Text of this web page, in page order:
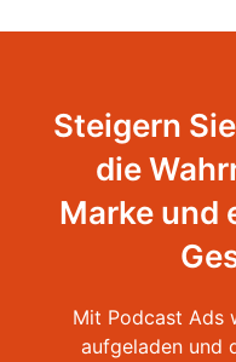
Steigern
die
Marke und
Mit Podcast Ads
aufgeladen und